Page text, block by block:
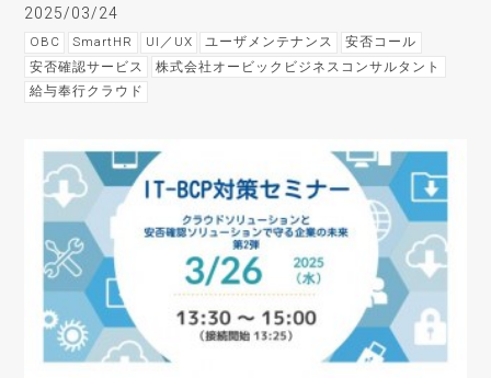
2025/03/24
OBC SmartHR UI／UX ユーザメンテナンス
安否コール
安否確認サービス
株式会社オービックビジネスコンサルタント
給与奉行クラウド